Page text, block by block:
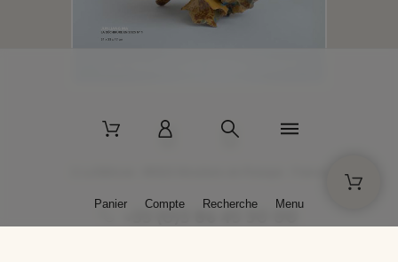
+33 (0)3 86 45 50 00
Panier Compte Recherche Menu